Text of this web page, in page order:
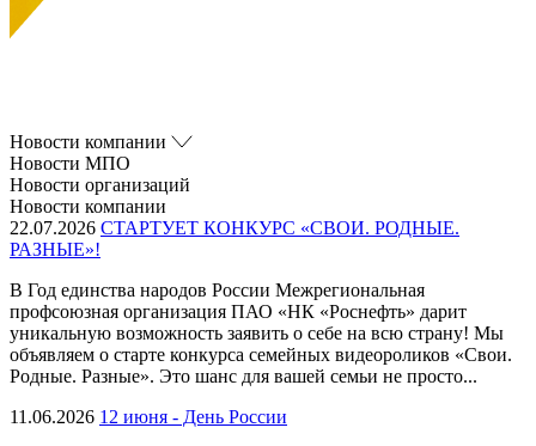
Новости компании
Новости МПО
Новости организаций
Новости компании
22.07.2026 СТАРТУЕТ КОНКУРС «СВОИ. РОДНЫЕ.
РАЗНЫЕ»!
В Год единства народов России Межрегиональная
профсоюзная организация ПАО «НК «Роснефть» дарит
уникальную возможность заявить о себе на всю страну! Мы
объявляем о старте конкурса семейных видеороликов «Свои.
Родные. Разные». Это шанс для вашей семьи не просто...
11.06.2026 12 июня - День России